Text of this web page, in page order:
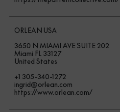
ORLEAN USA
3650 N MIAMI AVE SUITE 202
Miami FL 33127
United States
+1 305-340-1272
ingrid@orlean.com
https://www.orlean.com/